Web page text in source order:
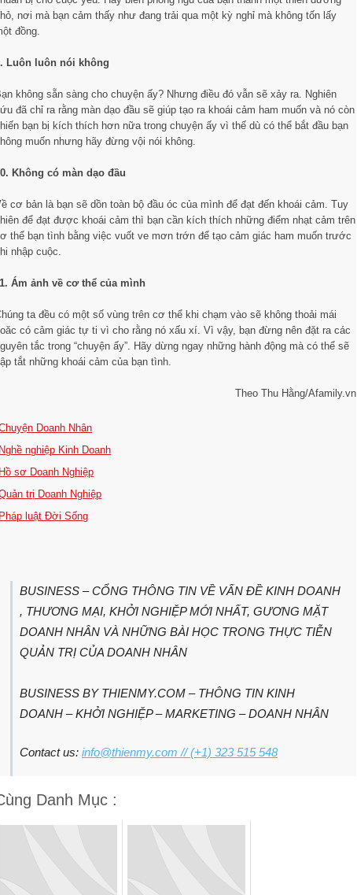
nơi mà bạn cảm thấy như đang trải qua một kỳ nghỉ mà không tốn lấy
đồng.
Luôn luôn nói không
không sẵn sàng cho chuyện ấy? Nhưng điều đó vẫn sẽ xảy ra. Nghiên
đã chỉ ra rằng màn dạo đầu sẽ giúp tạo ra khoái cảm ham muốn và nó còn
bạn bị kích thích hơn nữa trong chuyện ấy vì thế dù có thể bắt đầu bạn
muốn nhưng hãy đừng vội nói không.
Không có màn dạo đầu
cơ bản là bạn sẽ dồn toàn bộ đầu óc của mình để đạt đến khoái cảm. Tuy
để đạt được khoái cảm thì bạn cần kích thích những điểm nhạt cảm trên
thể bạn tình bằng việc vuốt ve mơn trớn để tạo cảm giác ham muốn trước
nhập cuộc.
Ám ảnh về cơ thể của mình
ta đều có một số vùng trên cơ thể khi chạm vào sẽ không thoải mái
có cảm giác tự ti vì cho rằng nó xấu xí. Vì vậy, bạn đừng nên đặt ra các
tắc trong “chuyện ấy”. Hãy dừng ngay những hành động mà có thể sẽ
tắt những khoái cảm của bạn tình.
Theo Thu Hằng/Afamily.vn
Doanh Nhân
Nghề nghiệp Kinh Doanh
Hồ sơ Doanh Nghiệp
trị Doanh Nghiệp
Pháp luật Đời Sống
BUSINESS – CỔNG THÔNG TIN VỀ VẤN ĐỀ KINH DOANH
, THƯƠNG MẠI, KHỞI NGHIỆP MỚI NHẤT, GƯƠNG MẶT
DOANH NHÂN VÀ NHỮNG BÀI HỌC TRONG THỰC TIỄN
QUẢN TRỊ CỦA DOANH NHÂN
BUSINESS BY THIENMY.COM – THÔNG TIN KINH
DOANH – KHỞI NGHIỆP – MARKETING – DOANH NHÂN
Contact us: info@thienmy.com // (+1) 323 515 548
Danh Mục :